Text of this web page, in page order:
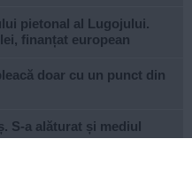
pietonal al Lugojului.
finanțat european
doar cu un punct din
S-a alăturat și mediul